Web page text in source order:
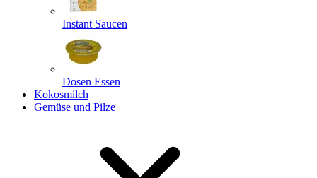
Instant Saucen
Dosen Essen
Kokosmilch
Gemüse und Pilze